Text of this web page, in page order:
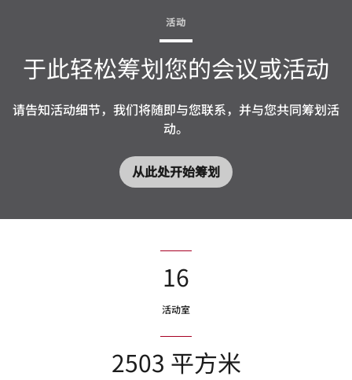
活动
于此轻松筹划您的会议或活动
请告知活动细节，我们将随即与您联系，并与您共同筹划活
动。
从此处开始筹划
16
活动室
2503 平方米